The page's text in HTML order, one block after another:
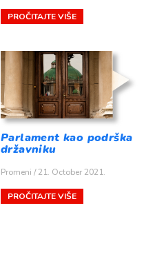
PROČITAJTE VIŠE
Parlament kao podrška
državniku
Promeni 21. October 2021.
PROČITAJTE VIŠE